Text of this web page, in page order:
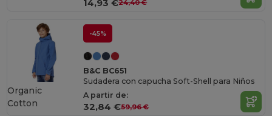
14,93 €24,40 €
-45%
B&C BC651
Sudadera con capucha Soft-Shell para Niños
A partir de:
32,84 €59,96 €
Organic
Cotton